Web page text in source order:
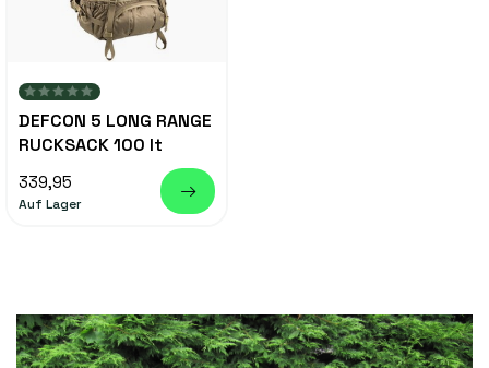
DEFCON 5 LONG RANGE
RUCKSACK 100 lt
339,95
Auf Lager